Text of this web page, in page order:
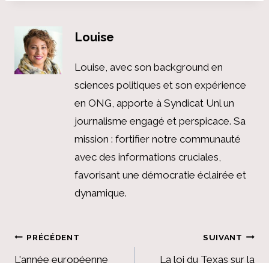
Louise
Louise, avec son background en
sciences politiques et son expérience
en ONG, apporte à Syndicat Unl un
journalisme engagé et perspicace. Sa
mission : fortifier notre communauté
avec des informations cruciales,
favorisant une démocratie éclairée et
dynamique.
Navigation
PRÉCÉDENT
L'année européenne
SUIVANT
La loi du Texas sur la